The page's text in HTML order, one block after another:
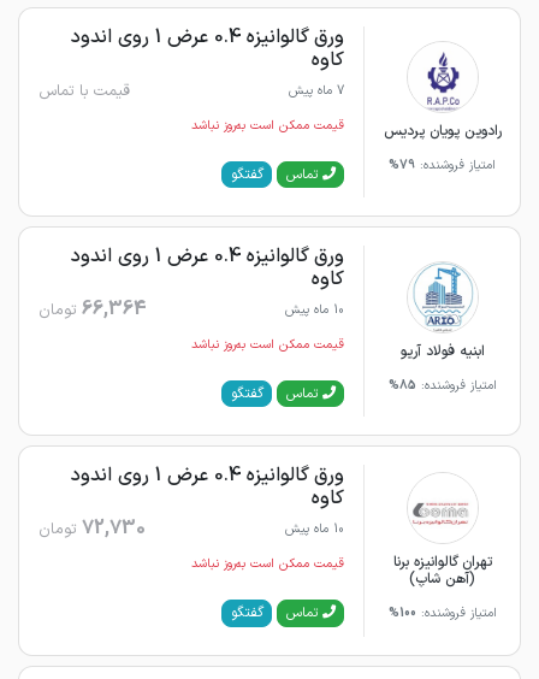
رادوین پویان پردیس
امتیاز فروشنده: 79%
ورق گالوانیزه 0.4 عرض 1 روی اندود
کاوه
7 ماه پیش قیمت با تماس
قیمت ممکن است به‌روز نباشد
تماس گفتگو
ابنیه فولاد آریو
امتیاز فروشنده: 85%
ورق گالوانیزه 0.4 عرض 1 روی اندود
کاوه
10 ماه پیش 66,364 تومان
قیمت ممکن است به‌روز نباشد
تماس گفتگو
تهران گالوانیزه برنا
(آهن شاپ)
امتیاز فروشنده: 100%
ورق گالوانیزه 0.4 عرض 1 روی اندود
کاوه
10 ماه پیش 72,730 تومان
قیمت ممکن است به‌روز نباشد
تماس گفتگو